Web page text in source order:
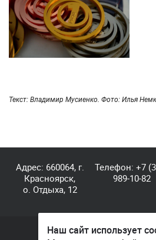
Текст: Владимир Мусиенко. Фото: Илья
Адрес: 660064, г.
Красноярск,
о. Отдыха, 12
Телефон:+7
989-10-82
© КГАУ «Центр спортивной
Наш сайт использует